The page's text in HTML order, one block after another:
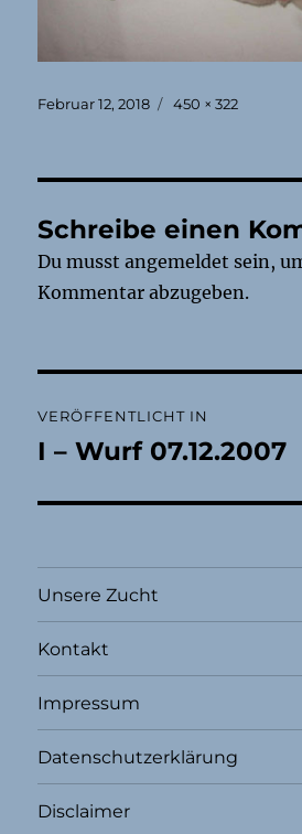
Veröffentlicht
Februar 12, 2018 Originalgröße
450 × 322
Schreibe einen
Du musstangemeldet sein,
Kommentar abzugeben.
VERÖFFENTLICHT IN
I – Wurf 07.12.2007
Unsere Zucht
Kontakt
Impressum
Datenschutzerklärung
Disclaimer